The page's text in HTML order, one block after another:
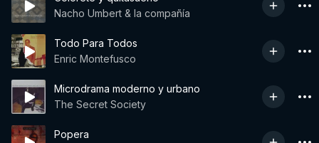
Nacho Umbert & la compañía
Todo Para Todos
Enric Montefusco
Microdrama moderno y urbano
The Secret Society
Popera